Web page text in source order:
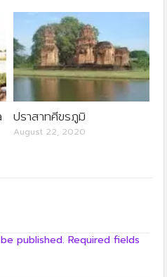
ปราสาทศีขรภูมิ
August 22, 2020
published. Required fields